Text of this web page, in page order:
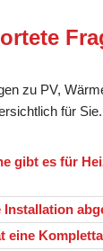
zu PV,
für Sie.
gibt es für
Installation
eine